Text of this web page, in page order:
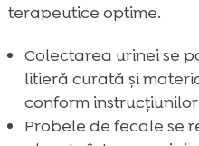
terapeutice optime.
Colectarea urinei se
litieră curată și
conform
Probele de fecale se